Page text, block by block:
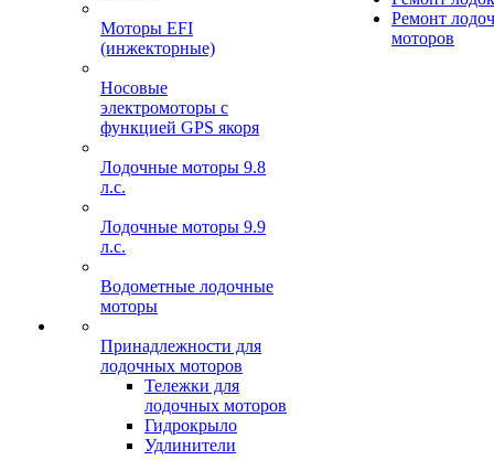
Моторы EFI
(инжекторные)
Носовые
электромоторы с
функцией GPS якоря
Лодочные моторы 9.8
л.с.
Лодочные моторы 9.9
л.с.
Водометные лодочные
моторы
Принадлежности для
лодочных моторов
Тележки для
лодочных моторов
Гидрокрыло
Удлинители
Ремонт
моторов